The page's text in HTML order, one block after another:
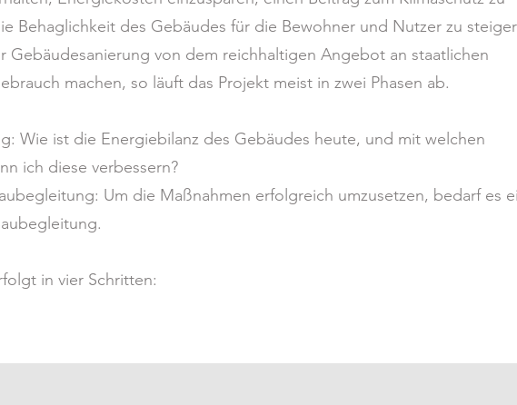
Behaglichkeit des Gebäudes für die Bewohner und Nutzer zu
Gebäudesanierung von dem reichhaltigen Angebot an staatlichen
machen, so läuft das Projekt meist in zwei Phasen ab.
Wie ist die Energiebilanz des Gebäudes heute, und mit welchen
ich diese verbessern?
Um die Maßnahmen erfolgreich umzusetzen, bedarf es
in vier Schritten: